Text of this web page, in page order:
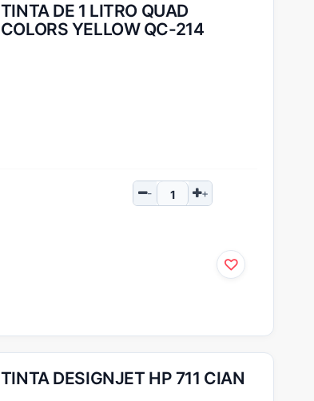
TINTA DE 1 LITRO QUAD
COLORS YELLOW QC-214
TINTA DESIGNJET HP 711 CIAN